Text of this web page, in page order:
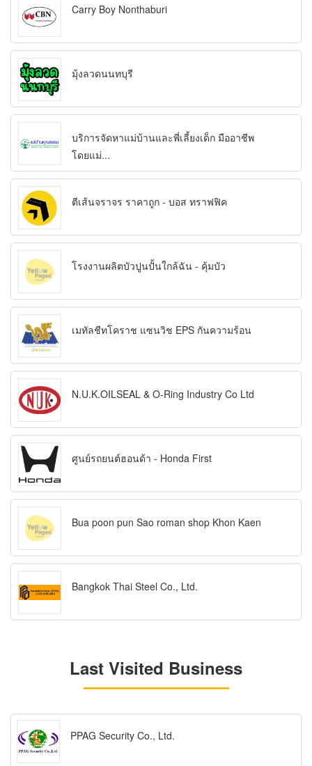
Carry Boy Nonthaburi
มุ้งลวดนนทบุรี
บริการจัดหาแม่บ้านและพี่เลี้ยงเด็ก มืออาชีพ
โดยแม่...
ตีเส้นจราจร ราคาถูก - บอส ทราฟฟิค
โรงงานผลิตบัวปูนปั้นใกล้ฉัน - คุ้มบัว
เมทัลชีทโคราช แซนวิช EPS กันความร้อน
N.U.K.OILSEAL & O-Ring Industry Co Ltd
ศูนย์รถยนต์ฮอนด้า - Honda First
Bua poon pun Sao roman shop Khon Kaen
Bangkok Thai Steel Co., Ltd.
Last Visited Business
PPAG Security Co., Ltd.